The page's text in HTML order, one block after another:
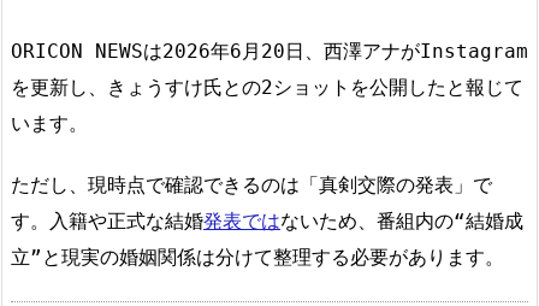
ORICON NEWSは2026年6月20日、西澤アナがInstagram
を更新し、きょうすけ氏との2ショットを公開したと報じて
います。
ただし、現時点で確認できるのは「真剣交際の発表」で
す。入籍や正式な結婚発表ではないため、番組内の“結婚成
立”と現実の婚姻関係は分けて整理する必要があります。